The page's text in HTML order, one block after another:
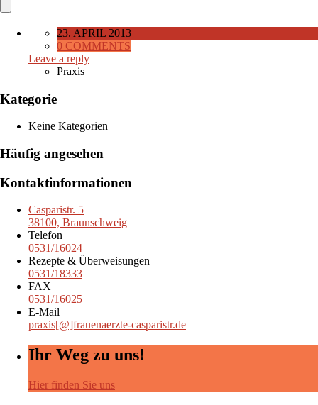
23. APRIL 2013
0 COMMENTS
Leave a reply
Praxis
Kategorie
Keine Kategorien
Häufig angesehen
Kontaktinformationen
Casparistr. 5
38100, Braunschweig
Telefon
0531/16024
Rezepte & Überweisungen
0531/18333
FAX
0531/16025
E-Mail
praxis[@]frauenaerzte-casparistr.de
Ihr Weg zu uns!
Hier finden Sie uns